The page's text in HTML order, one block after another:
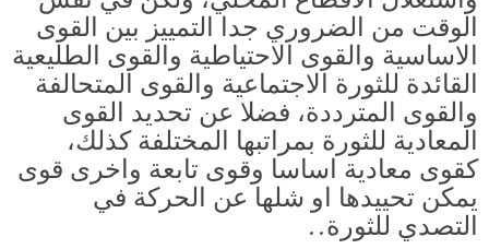
الوقت من الضروري جدا التمييز بين القوى
الاساسية والقوى الاحتياطية والقوى الطليعية
القائدة للثورة الاجتماعية والقوى المتحالفة
والقوى المترددة، فضلا عن تحديد القوى
المعادية للثورة بمراتبها المختلفة كذلك،
كقوى معادية اساسا وقوى تابعة واخرى قوى
يمكن تحييدها او شلها عن الحركة في
التصدي للثورة..